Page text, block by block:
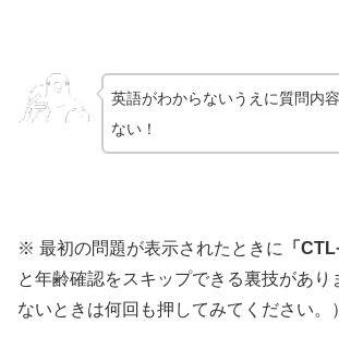
英語がわからないうえに質問内
ない！
※ 最初の問題が表示されたときに 「
と年齢確認をスキップできる裏技があり
ないときは何回も押してみてください。）